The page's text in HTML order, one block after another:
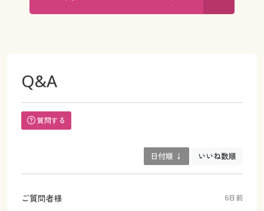
Q&A
質問する
日付順 ↓ いいね数順
ご質問者様 6日前